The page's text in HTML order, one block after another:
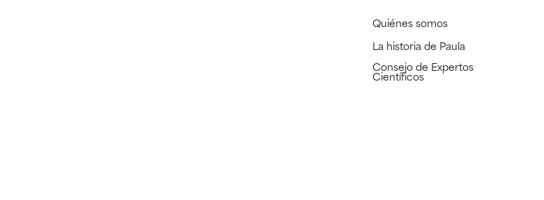
Quiénes somos
La historia de Paula
Consejo de Expertos
Científicos